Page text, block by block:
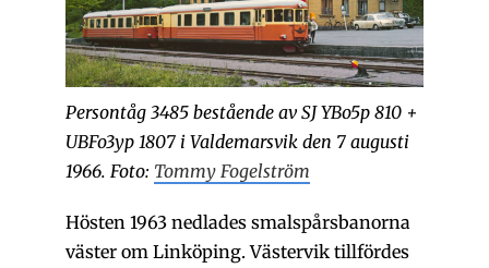
Persontåg 3485 bestående av SJ YBo5p 810 +
UBFo3yp 1807 i Valdemarsvik den 7 augusti
1966. Foto: Tommy Fogelström
Hösten 1963 nedlades smalspårsbanorna
väster om Linköping. Västervik tillfördes